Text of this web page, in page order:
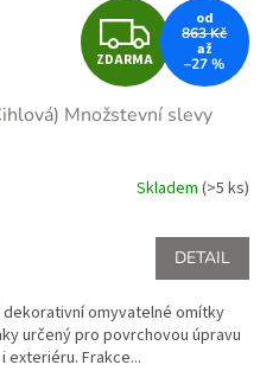
Z
D
A
R
M
A
ZDARMA
od
863 Kč
až
–27 %
Množstevní slevy
Skladem (>5 ks)
DETAIL
omyvatelné omítky
určený pro povrchovou úpravu
exteriéru. Frakce...